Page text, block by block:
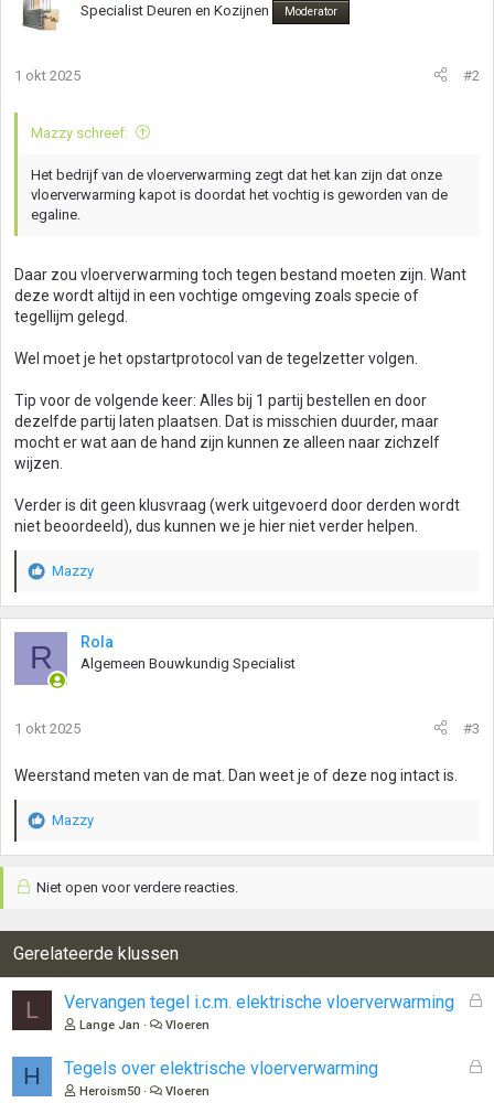
Specialist Deuren en Kozijnen Moderator
1 okt 2025 #2
Mazzy schreef:
Het bedrijf van de vloerverwarming zegt dat het kan zijn dat onze
vloerverwarming kapot is doordat het vochtig is geworden van de
egaline.
Daar zou vloerverwarming toch tegen bestand moeten zijn. Want
deze wordt altijd in een vochtige omgeving zoals specie of
tegellijm gelegd.
Wel moet je het opstartprotocol van de tegelzetter volgen.
Tip voor de volgende keer: Alles bij 1 partij bestellen en door
dezelfde partij laten plaatsen. Dat is misschien duurder, maar
mocht er wat aan de hand zijn kunnen ze alleen naar zichzelf
wijzen.
Verder is dit geen klusvraag (werk uitgevoerd door derden wordt
niet beoordeeld), dus kunnen we je hier niet verder helpen.
W
a
n
e
:
Mazzy
R Rola
Algemeen Bouwkundig Specialist
1 okt 2025 #3
Weerstand meten van de mat. Dan weet je of deze nog intact is.
W
r
e
r
n
g
e
:
Mazzy
Niet open voor verdere reacties.
Gerelateerde klussen
L
G
l
Vervangen tegel i.c.m. elektrische vloerverwarming
Lange Jan Vloeren
H
G
Tegels over elektrische vloerverwarming
Heroism50 Vloeren